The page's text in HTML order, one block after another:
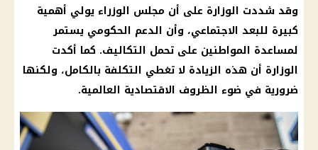
وقد شددت الوزارة على أن مجلس الوزراء يولي أهمية
كبيرة للبعد الاجتماعي، وأن الدعم الحكومي يستمر
لمساعدة المواطنين على تحمل التكاليف. كما أكدت
الوزارة أن هذه الزيادة لا تغطي التكلفة بالكامل، ولكنها
ضرورية في ضوء الظروف الاقتصادية العالمية.